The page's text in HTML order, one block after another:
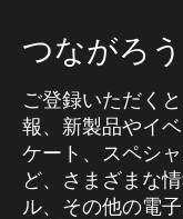
つながろう
ご登録いただく
報、新製品やイ
ケート、スペシ
ど、さまざまな
ル、その他の電